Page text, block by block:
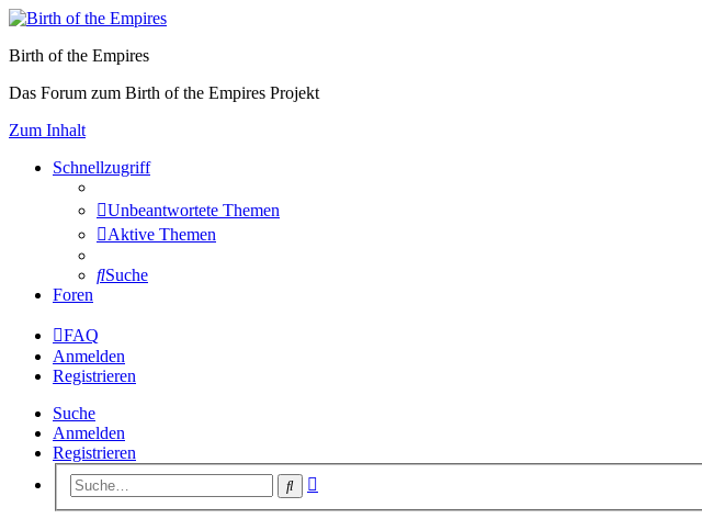
Birth of the Empires
Das Forum zum Birth of the Empires Projekt
Zum Inhalt
Schnellzugriff
Unbeantwortete Themen
Aktive Themen
Suche
Foren
FAQ
Anmelden
Registrieren
Suche
Anmelden
Registrieren
Suche